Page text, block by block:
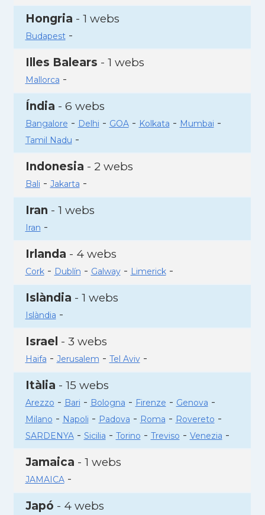
Hongria - 1 webs
Budapest-
Illes Balears - 1 webs
Mallorca -
Índia - 6 webs
Bangalore - Delhi - GOA- Kolkata - Mumbai -
Tamil Nadu -
Indonesia - 2 webs
Bali - Jakarta -
Iran - 1 webs
Iran -
Irlanda - 4 webs
Cork- Dublín - Galway- Limerick-
Islàndia - 1 webs
Islàndia -
Israel - 3 webs
Haifa - Jerusalem - Tel Aviv-
Itàlia - 15 webs
Arezzo - Bari - Bologna - Firenze - Genova -
Milano - Napoli - Padova - Roma - Rovereto -
SARDENYA- Sicilia - Torino - Treviso - Venezia -
Jamaica - 1 webs
JAMAICA-
Japó - 4 webs